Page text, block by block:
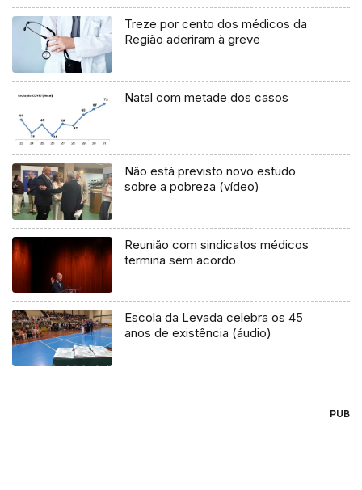
Treze por cento dos médicos da
Região aderiram à greve
Natal com metade dos casos
Não está previsto novo estudo
sobre a pobreza (vídeo)
Reunião com sindicatos médicos
termina sem acordo
Escola da Levada celebra os 45
anos de existência (áudio)
PUB